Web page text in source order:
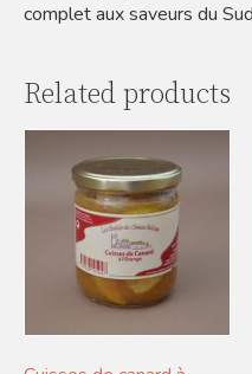
complet aux saveurs du
Related products